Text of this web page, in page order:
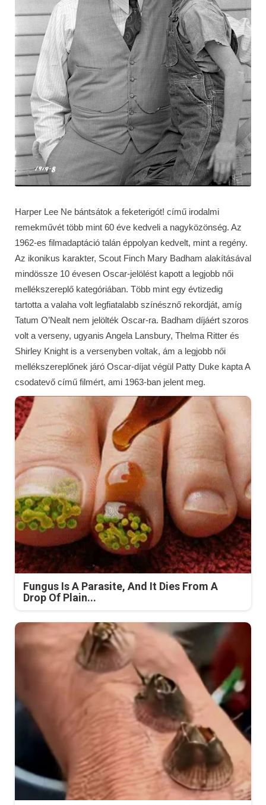
Harper Lee Ne bántsátok a feketerigót! című irodalmi
remekművét több mint 60 éve kedveli a nagyközönség. Az
1962-es filmadaptáció talán éppolyan kedvelt, mint a regény.
Az ikonikus karakter, Scout Finch Mary Badham alakításával
mindössze 10 évesen Oscar-jelölést kapott a legjobb női
mellékszereplő kategóriában. Több mint egy évtizedig
tartotta a valaha volt legfiatalabb színésznő rekordját, amíg
Tatum O’Nealt nem jelölték Oscar-ra. Badham díjáért szoros
volt a verseny, ugyanis Angela Lansbury, Thelma Ritter és
Shirley Knight is a versenyben voltak, ám a legjobb női
mellékszereplőnek járó Oscar-díjat végül Patty Duke kapta A
csodatevő című filmért, ami 1963-ban jelent meg.
Fungus Is A Parasite, And It Dies From A
Drop Of Plain...